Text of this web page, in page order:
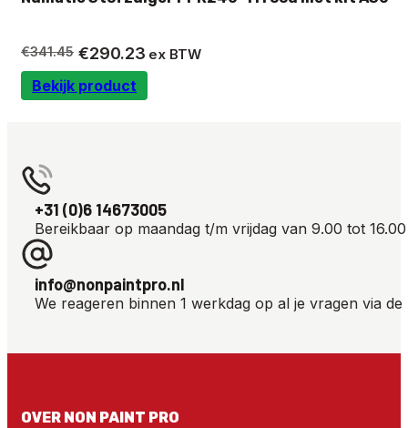
€341.45
Oorspronkelijke
prijs
was:
€290.23
Huidige
prijs
is:
ex BTW
Bekijk product
+31 (0)6 14673005
Bereikbaar op maandag t/m vrijdag van 9.00 tot
info@nonpaintpro.nl
We reageren binnen 1 werkdag op al je vragen via de
OVER NON PAINT PRO